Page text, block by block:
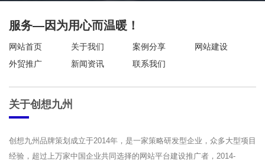
服务—因为用心而温暖！
网站首页 关于我们 案例分享
网站建设
外贸推广
新闻资讯 联系我们
关于创想九州
创想九州品牌策划成立于2014年，是一家策略研发型企业，众多大型项目
经验，超过上万家中国企业共同选择的网站平台建设推广者，2014-